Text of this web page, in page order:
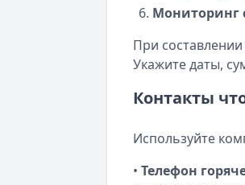
Мониторинг
При
Укажите даты,
Контакты
Используйте
• Телефон